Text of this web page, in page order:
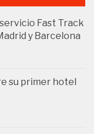
Fast Track
y Barcelona
su primer hotel